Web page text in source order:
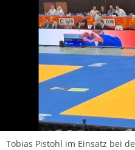
Tobias Pistohl im Einsatz bei